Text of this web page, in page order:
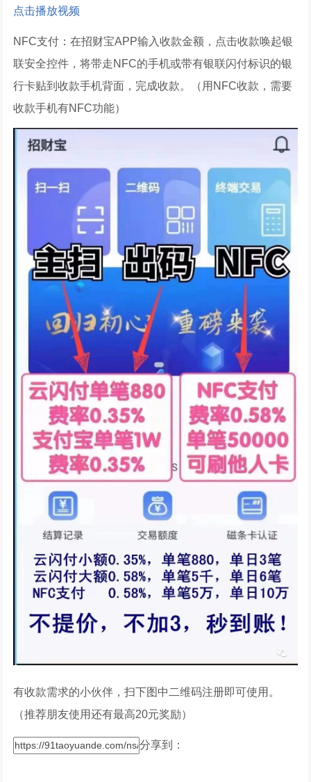
点击播放视频
NFC支付：在招财宝APP输入收款金额，点击收款唤起银
联安全控件，将带走NFC的手机或带有银联闪付标识的银
行卡贴到收款手机背面，完成收款。（用NFC收款，需要
收款手机有NFC功能）
有收款需求的小伙伴，扫下图中二维码注册即可使用。
（推荐朋友使用还有最高20元奖励）
分享到：